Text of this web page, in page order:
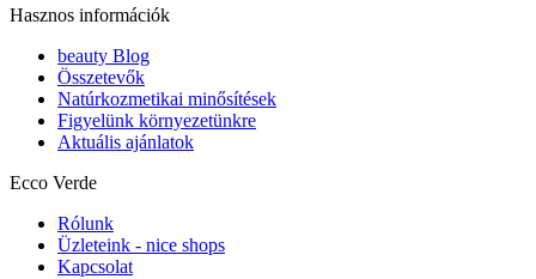
Hasznos információk
beauty Blog
Összetevők
Natúrkozmetikai minősítések
Figyelünk környezetünkre
Aktuális ajánlatok
Ecco Verde
Rólunk
Üzleteink - nice shops
Kapcsolat